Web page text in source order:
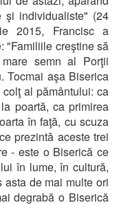
şi individualiste" (24
2015, Francisc a
"Familiile creştine să
semn al Porţii
Tocmai aşa Biserica
al pământului: ca
poartă, ca primirea
în faţă, cu scuza
prezintă aceste trei
- este o Biserică ce
în lume, în cultură,
de mai multe ori
degrabă o Biserică